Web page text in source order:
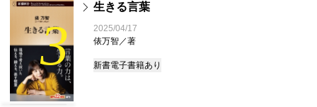
3
生きる言葉
2025/04/17
俵万智／著
新書電子書籍あり